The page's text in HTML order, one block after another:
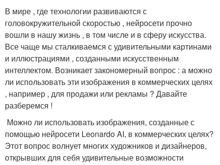
В мире , где технологии развиваются с
головокружительной скоростью , нейросети прочно
вошли в нашу жизнь , в том числе и в сферу искусства.
Все чаще мы сталкиваемся с удивительными картинами
и иллюстрациями , созданными искусственным
интеллектом. Возникает закономерный вопрос : а можно
ли использовать эти изображения в коммерческих целях
, например , для продажи или рекламы ? Давайте
разберемся !
️ Можно ли использовать изображения, созданные с
помощью нейросети Leonardo AI, в коммерческих целях?
Этот вопрос волнует многих художников и дизайнеров,
открывших для себя удивительные возможности